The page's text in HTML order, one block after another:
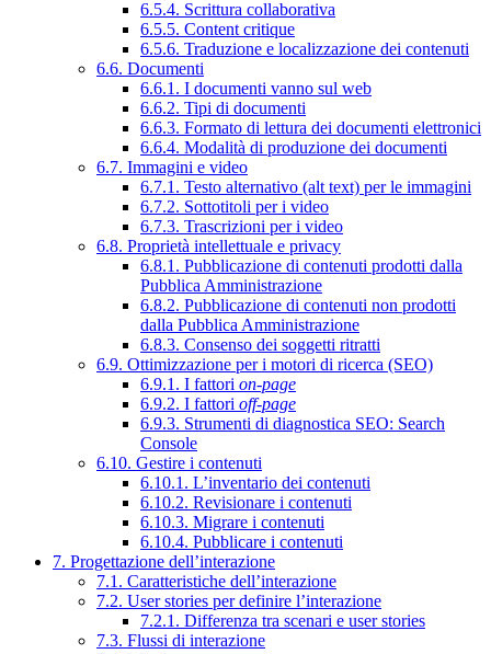
6.5.4. Scrittura collaborativa
6.5.5. Content critique
6.5.6. Traduzione e localizzazione dei contenuti
6.6. Documenti
6.6.1. I documenti vanno sul web
6.6.2. Tipi di documenti
6.6.3. Formato di lettura dei documenti elettronici
6.6.4. Modalità di produzione dei documenti
6.7. Immagini e video
6.7.1. Testo alternativo (alt text) per le immagini
6.7.2. Sottotitoli per i video
6.7.3. Trascrizioni per i video
6.8. Proprietà intellettuale e privacy
6.8.1. Pubblicazione di contenuti prodotti dalla
Pubblica Amministrazione
6.8.2. Pubblicazione di contenuti non prodotti
dalla Pubblica Amministrazione
6.8.3. Consenso dei soggetti ritratti
6.9. Ottimizzazione per i motori di ricerca (SEO)
6.9.1. I fattori on-page
6.9.2. I fattori off-page
6.9.3. Strumenti di diagnostica SEO: Search
Console
6.10. Gestire i contenuti
6.10.1. L’inventario dei contenuti
6.10.2. Revisionare i contenuti
6.10.3. Migrare i contenuti
6.10.4. Pubblicare i contenuti
7. Progettazione dell’interazione
7.1. Caratteristiche dell’interazione
7.2. User stories per definire l’interazione
7.2.1. Differenza tra scenari e user stories
7.3. Flussi di interazione